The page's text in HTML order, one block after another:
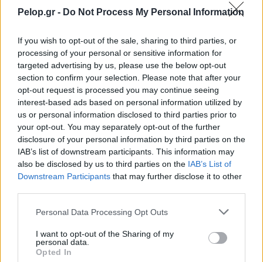
Pelop.gr - Do Not Process My Personal Information
If you wish to opt-out of the sale, sharing to third parties, or
processing of your personal or sensitive information for
targeted advertising by us, please use the below opt-out
section to confirm your selection. Please note that after your
opt-out request is processed you may continue seeing
interest-based ads based on personal information utilized by
us or personal information disclosed to third parties prior to
your opt-out. You may separately opt-out of the further
disclosure of your personal information by third parties on the
IAB’s list of downstream participants. This information may
also be disclosed by us to third parties on the IAB’s List of
Downstream Participants that may further disclose it to other
Please note that this website/app uses one or more Google
not limited to your visit or usage behaviour. You may click to
grant or deny consent to Google and its third-party tags to
use your data for below specified purposes in below Google
Personal Data Processing Opt Outs
I want to opt-out of the Sharing of my
personal data.
Opted In
Λίμνη Τσιβλού: Το φυσικό τοπίο στην Αχαΐα με
τα υπέροχα χρώματα – ΦΩΤΟ